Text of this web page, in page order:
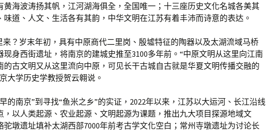
黄海波涛扬其帆，江河湖海俱全，全国唯一；十三座历史文化名城各美其
味道、人文、生活各有其韵，中华文明在江苏有着丰沛而诗意的表达。
来？岁末年初，具有中原商代二里岗、殷墟特征的陶器以及太湖流域马桥
现身西街遗址，将南京的建城史推至3100多年前。“中原文明从这里向江南
的古文明又从这里流向中原，可见长干古城自古就是华夏文明传播交融的
大学历史学教授贺云翱说。
的南京”到寻找“鱼米之乡”的实证，2022年以来，江苏以大运河、长江沿线
，以人类起源、农业起源、文明起源为课题，推出九大项目探源地域文
驼墩遗址填补太湖西部7000年前考古学文化空白；常州寺墩遗址为讨论长